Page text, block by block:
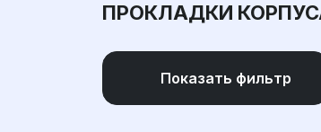
ПРОКЛАДКИ
Показать фильтр